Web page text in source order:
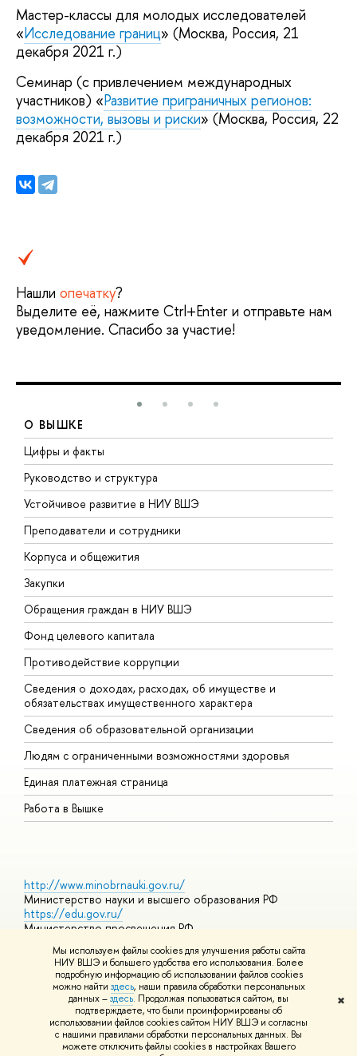
Мы используем файлы cookies для улучшения работы сайта
НИУ ВШЭ и большего удобства его использования. Более
подробную информацию об использовании файлов cookies
можно найти здесь, наши правила обработки персональных
данных –здесь. Продолжая пользоваться сайтом, вы
подтверждаете, что были проинформированы об
использовании файлов cookies сайтом НИУ ВШЭ и согласны
с нашими правилами обработки персональных данных. Вы
можете отключить файлы cookies в настройках Вашего
✖
Мастер-классы для молодых исследователей
«Исследование границ» (Москва, Россия, 21
декабря 2021 г.)
Семинар (с привлечением международных
участников) «Развитие приграничных регионов:
возможности, вызовы и риски» (Москва, Россия, 22
декабря 2021 г.)
Нашли опечатку?
Выделите её, нажмите Ctrl+Enter и отправьте нам
уведомление. Спасибо за участие!
О ВЫШКЕ
Цифры и факты
Руководство и структура
Устойчивое развитие в НИУ ВШЭ
Преподаватели и сотрудники
Корпуса и общежития
Закупки
Обращения граждан в НИУ ВШЭ
Фонд целевого капитала
Противодействие коррупции
Сведения о доходах, расходах, об имуществе и
обязательствах имущественного характера
Сведения об образовательной организации
Людям с ограниченными возможностями здоровья
Единая платежная страница
Работа в Вышке
http://www.minobrnauki.gov.ru/
Министерство науки и высшего образования РФ
https://edu.gov.ru/
Министерство просвещения РФ
https://elearning.hse.ru/mooc
Массовые открытые онлайн-курсы
© НИУ ВШЭ 1993–2026 Адреса и контактыУсловия
использования материалов Политика конфиденциальности
Шрифты HSE Sans и HSE Slab разработаны вШколе дизайна НИУ